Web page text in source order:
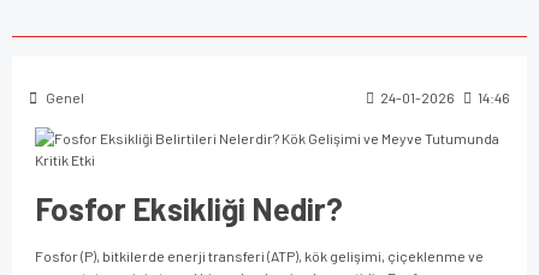
Genel 24-01-2026 14:46
Fosfor Eksikliği Nedir?
Fosfor (P), bitkilerde enerji transferi (ATP), kök gelişimi, çiçeklenme ve